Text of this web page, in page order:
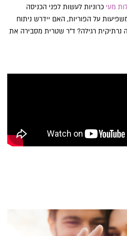
מעי כרוניות לעשות לפני הכניסה
על הפוריות, האם יידרש ניתוח
נרתיקית רגילה? ד"ר שטרית מסבירה את